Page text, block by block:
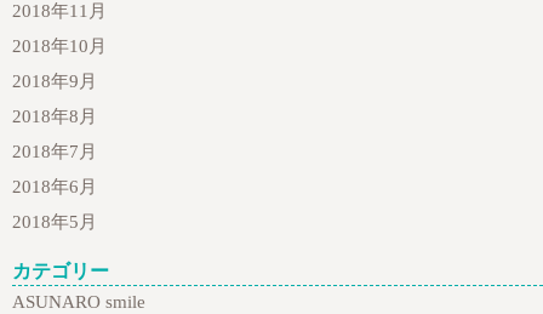
2018年11月
2018年10月
2018年9月
2018年8月
2018年7月
2018年6月
2018年5月
カテゴリー
ASUNARO smile